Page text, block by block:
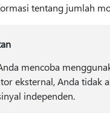
tentang jumlah
mencoba
eksternal, Anda tidak
independen.